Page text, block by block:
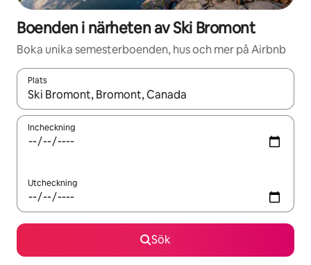
Boenden i närheten av Ski Bromont
Boka unika semesterboenden, hus och mer på Airbnb
Plats
När resultaten är tillgängliga kan du navigera med upp- och
Incheckning
Utcheckning
Sök